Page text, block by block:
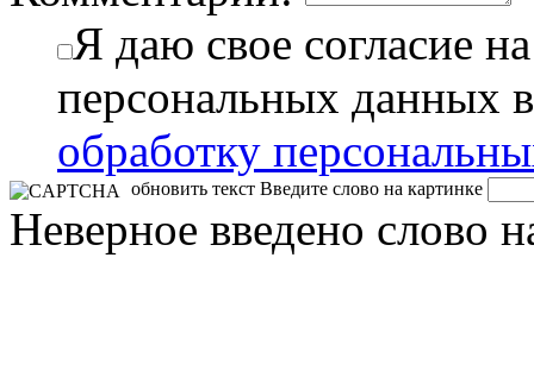
Я даю свое согласие
персональных данных
обработку
обновить текст Введите слово на картинке
Неверное введено слово